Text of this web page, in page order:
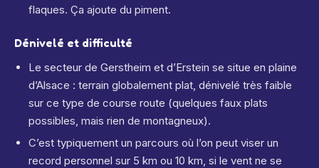
flaques. Ça ajoute du piment.
Dénivelé et difficulté
Le secteur de Gerstheim et d’Erstein se situe en plaine
d’Alsace : terrain globalement plat, dénivelé très faible
sur ce type de course route (quelques faux plats
possibles, mais rien de montagneux).
C’est typiquement un parcours où l’on peut viser un
record personnel sur 5 km ou 10 km, si le vent ne se